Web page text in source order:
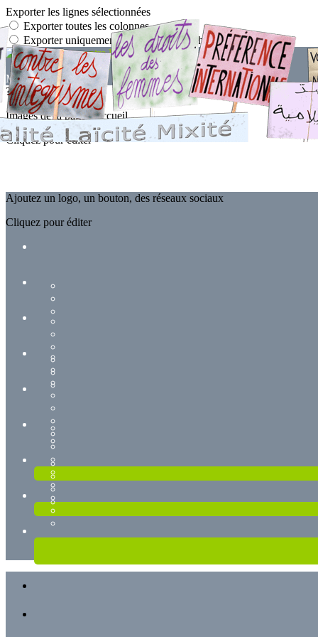
Exporter les lignes sélectionnées
Exporter toutes les colonnes
Exporter uniquement les colonnes affichées
Menu
?>
Images de la page d'accueil
Cliquez pour éditer
Ajoutez un logo, un bouton, des réseaux sociaux
Cliquez pour éditer